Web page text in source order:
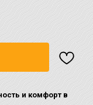
и комфорт в